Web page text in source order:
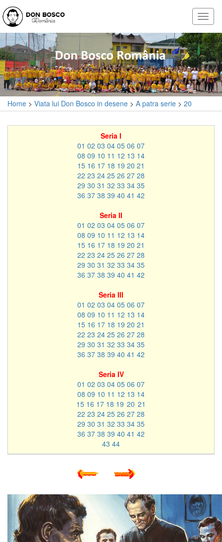
Home > Viata lui Don Bosco in desene > A patra serie > 20
Seria I
01 02 03 04 05 06 07
08 09 10 11 12 13 14
15 16 17 18 19 20 21
22 23 24 25 26 27 28
29 30 31 32 33 34 35
36 37 38 39 40 41 42
Seria II
01 02 03 04 05 06 07
08 09 10 11 12 13 14
15 16 17 18 19 20 21
22 23 24 25 26 27 28
29 30 31 32 33 34 35
36 37 38 39 40 41 42
Seria III
01 02 03 04 05 06 07
08 09 10 11 12 13 14
15 16 17 18 19 20 21
22 23 24 25 26 27 28
29 30 31 32 33 34 35
36 37 38 39 40 41 42
Seria IV
01 02 03 04 05 06 07
08 09 10 11 12 13 14
15 16 17 18 19 20 21
22 23 24 25 26 27 28
29 30 31 32 33 34 35
36 37 38 39 40 41 42
43 44